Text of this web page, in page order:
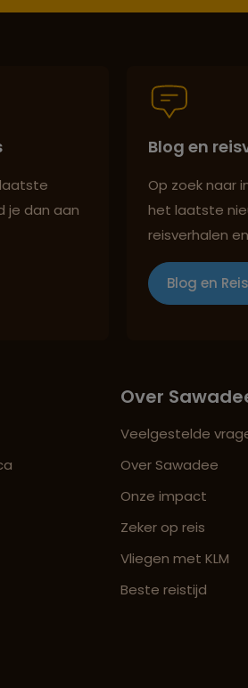
je dan aan
Blog en
Op zoek naar
het laatste
reisverhalen
Blog en
Over
Veelgestelde
Over Sawadee
Onze impact
Zeker op reis
Vliegen met KLM
Beste reistijd